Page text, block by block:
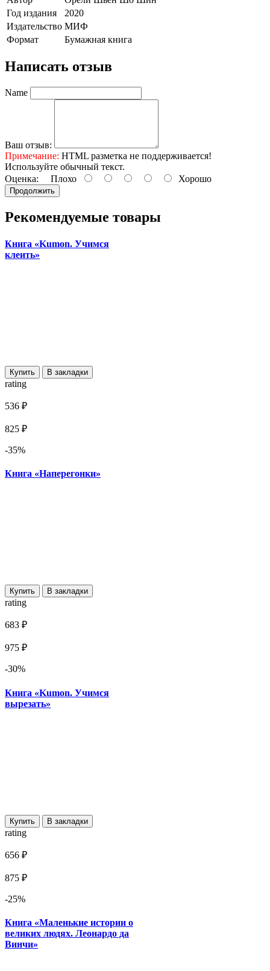
Год издания
2020
Издательство МИФ
Формат
Бумажная книга
Написать отзыв
Name
Ваш отзыв:
Примечание: HTML разметка не поддерживается!
Используйте обычный текст.
Оценка: Плохо Хорошо
Продолжить
Рекомендуемые товары
Книга «Kumon. Учимся
клеить»
Купить В закладки
rating
536 ₽
825 ₽
-35%
Книга «Наперегонки»
Купить В закладки
rating
683 ₽
975 ₽
-30%
Книга «Kumon. Учимся
вырезать»
Купить В закладки
rating
656 ₽
875 ₽
-25%
Книга «Маленькие истории о
великих людях. Леонардо да
Винчи»